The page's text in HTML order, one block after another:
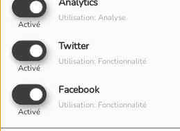
Analytics
Activé
Utilisation: Analyse
Twitter
Activé
Utilisation: Fonctionnalité
Facebook
Activé
Utilisation: Fonctionnalité